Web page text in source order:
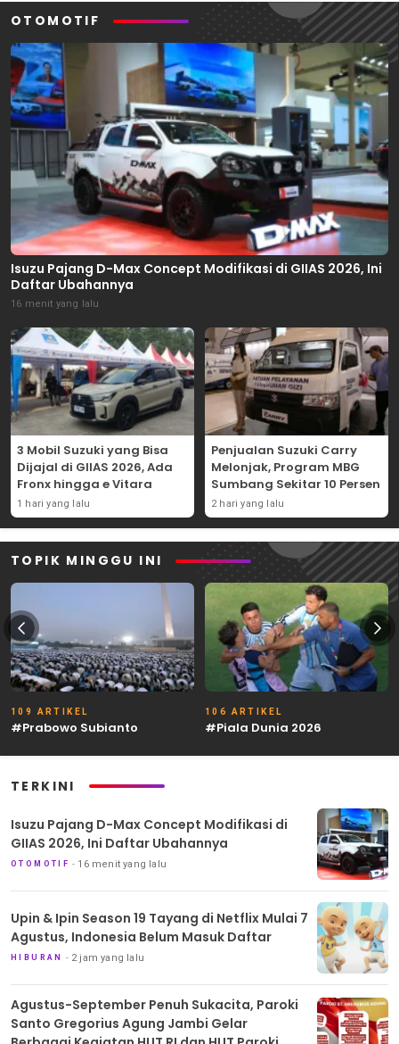
OTOMOTIF
Isuzu Pajang D-Max Concept Modifikasi di GIIAS 2026, Ini
Daftar Ubahannya
16 menit yang lalu
3 Mobil Suzuki yang Bisa
Dijajal di GIIAS 2026, Ada
Fronx hingga e Vitara
1 hari yang lalu
Penjualan Suzuki Carry
Melonjak, Program MBG
Sumbang Sekitar 10 Persen
2 hari yang lalu
TOPIK MINGGU INI
109 ARTIKEL
#Prabowo Subianto
106 ARTIKEL
#Piala Dunia 2026
TERKINI
Isuzu Pajang D-Max Concept Modifikasi di
GIIAS 2026, Ini Daftar Ubahannya
OTOMOTIF 16 menit yang lalu
Upin & Ipin Season 19 Tayang di Netflix Mulai 7
Agustus, Indonesia Belum Masuk Daftar
HIBURAN 2 jam yang lalu
Agustus-September Penuh Sukacita, Paroki
Santo Gregorius Agung Jambi Gelar